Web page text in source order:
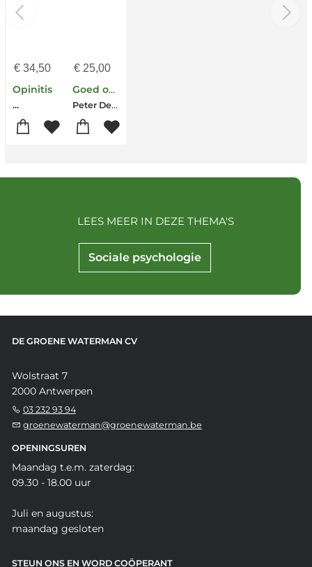
€34,50
Opinitis
...
€25,00
Goed ouder worden
Peter Derkx-Alexander Maas-Anja Machielse
Sociale psychologie
LEES MEER IN DEZE THEMA'S
DE GROENE WATERMAN CV
Wolstraat 7
2000 Antwerpen
03 232 93 94
groenewaterman@groenewaterman.be
OPENINGSUREN
Maandag t.e.m. zaterdag:
09.30 - 18.00 uur
Juli en augustus:
maandag gesloten
STEUN ONS EN WORD COÖPERANT